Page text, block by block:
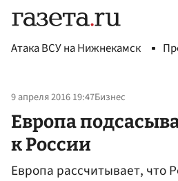
Атака ВСУ на Нижнекамск
9 апреля 2016 19:47Бизнес
Европа
к России
Европа рассчитывает, что